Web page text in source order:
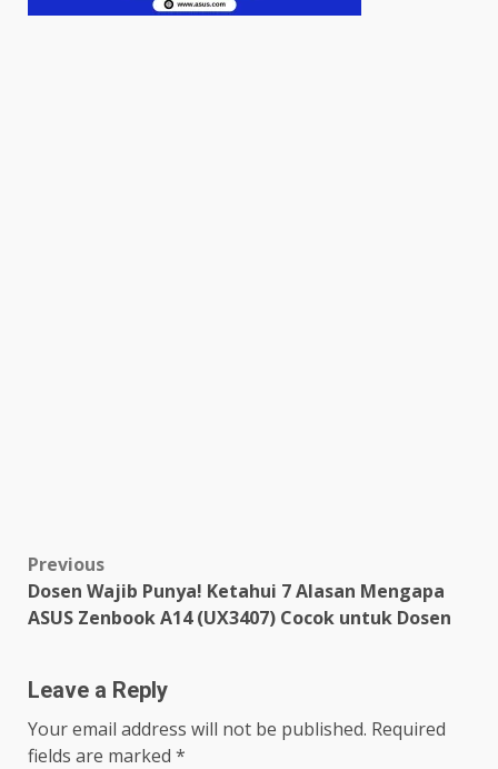
Post
navigation
Previous
Dosen Wajib Punya! Ketahui 7 Alasan Mengapa
ASUS Zenbook A14 (UX3407) Cocok untuk Dosen
Leave a Reply
Your email address will not be published. Required
fields are marked *